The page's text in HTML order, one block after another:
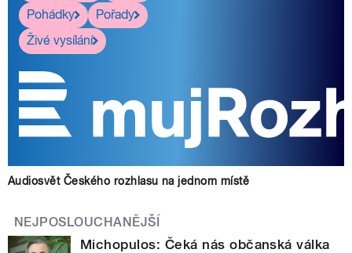
Pohádky
Pořady
Živé vysílání
Audiosvět Českého rozhlasu na jednom místě
NEJPOSLOUCHANĚJŠÍ
Michopulos: Čeká nás občanská válka